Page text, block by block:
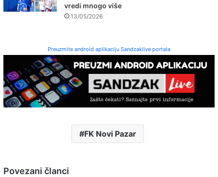
vredi mnogo više
13/05/2026
Preuzmite android aplikaciju Sandzaklive portala
FK Novi Pazar
Povezani članci